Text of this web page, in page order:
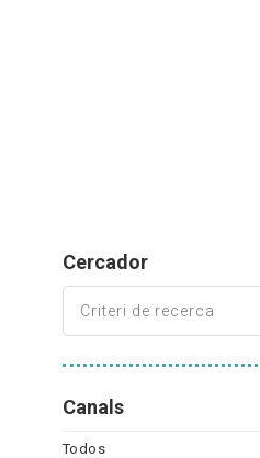
Cercador
Canals
Todos